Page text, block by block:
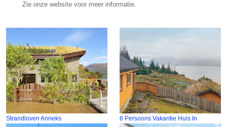
Zie onze website voor meer informatie.
Strandloven Anneks 6 Persoons Vakantie Huis In